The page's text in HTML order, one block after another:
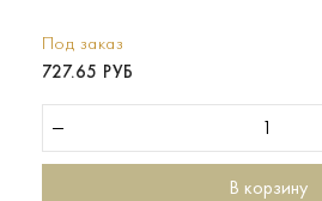
Под заказ
727.65 РУБ
В корзину